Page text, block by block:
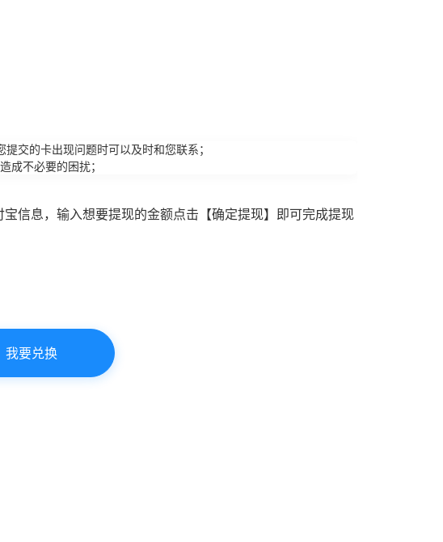
交的卡出现问题时可以及时和您联系；
成不必要的困扰；
信息，输入想要提现的金额点击【确定提现】即可完成提现
我要兑换